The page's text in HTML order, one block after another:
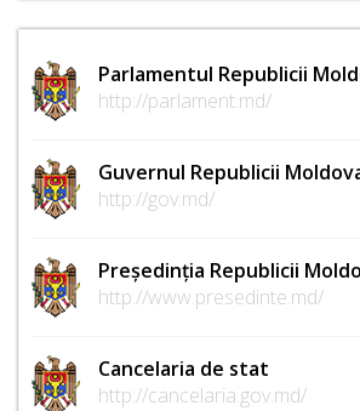
Parlamentul Republicii
http://parlament.md/
Guvernul Republicii
http://gov.md/
Președinția Republicii
http://www.presedinte.md/
Cancelaria de stat
http://cancelaria.gov.md/